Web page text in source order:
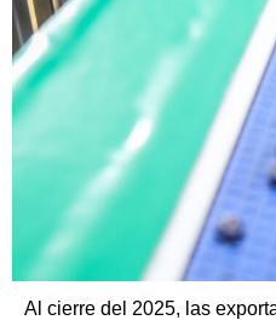
Al cierre del 2025, las